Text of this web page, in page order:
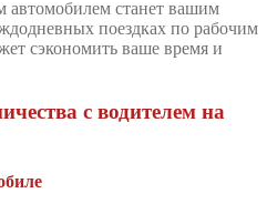
автомобилем станет вашим
поездках по рабочим
сэкономить ваше время и
с водителем на